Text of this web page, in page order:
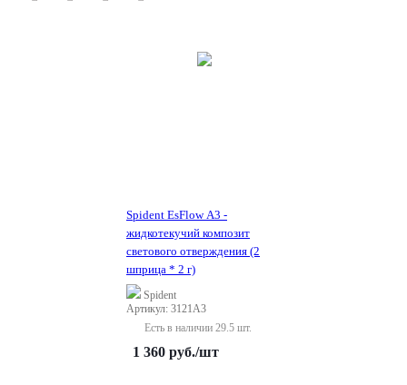
Spident EsFlow A3 -
жидкотекучий композит
светового отверждения (2
шприца * 2 г)
Spident
Артикул: 3121A3
Есть в наличии 29.5 шт.
1 360 руб./шт